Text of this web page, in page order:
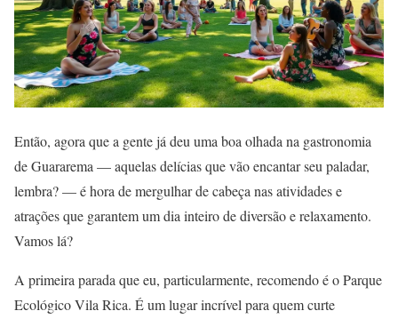
Então, agora que a gente já deu uma boa olhada na gastronomia
de Guararema — aquelas delícias que vão encantar seu paladar,
lembra? — é hora de mergulhar de cabeça nas atividades e
atrações que garantem um dia inteiro de diversão e relaxamento.
Vamos lá?
A primeira parada que eu, particularmente, recomendo é o Parque
Ecológico Vila Rica. É um lugar incrível para quem curte